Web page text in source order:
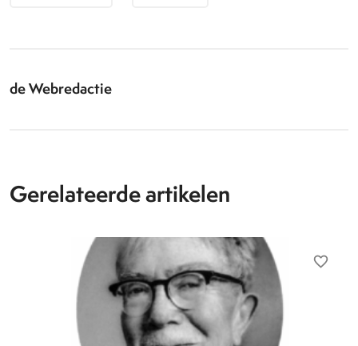
de Webredactie
Gerelateerde artikelen
favorite_border